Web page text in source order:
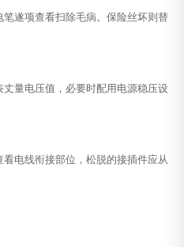
遂项查看扫除毛病。保险丝坏则替
量电压值，必要时配用电源稳压设
电线衔接部位，松脱的接插件应从